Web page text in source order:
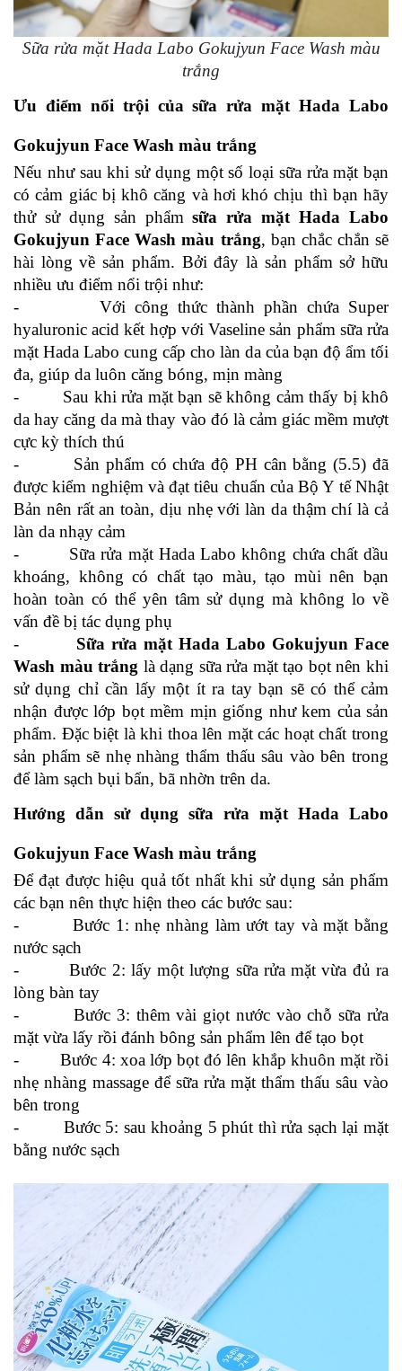
Sữa rửa mặt Hada Labo Gokujyun Face Wash màu
trắng
Ưu điểm nổi trội của sữa rửa mặt Hada Labo
Gokujyun Face Wash màu trắng
Nếu như sau khi sử dụng một số loại sữa rửa mặt bạn
có cảm giác bị khô căng và hơi khó chịu thì bạn hãy
thử sử dụng sản phẩm sữa rửa mặt Hada Labo
Gokujyun Face Wash màu trắng, bạn chắc chắn sẽ
hài lòng về sản phẩm. Bởi đây là sản phẩm sở hữu
nhiều ưu điểm nổi trội như:
-         Với công thức thành phần chứa Super
hyaluronic acid kết hợp với Vaseline sản phẩm sữa rửa
mặt Hada Labo cung cấp cho làn da của bạn độ ẩm tối
đa, giúp da luôn căng bóng, mịn màng
-         Sau khi rửa mặt bạn sẽ không cảm thấy bị khô
da hay căng da mà thay vào đó là cảm giác mềm mượt
cực kỳ thích thú
-         Sản phẩm có chứa độ PH cân bằng (5.5) đã
được kiểm nghiệm và đạt tiêu chuẩn của Bộ Y tế Nhật
Bản nên rất an toàn, dịu nhẹ với làn da thậm chí là cả
làn da nhạy cảm
-         Sữa rửa mặt Hada Labo không chứa chất dầu
khoáng, không có chất tạo màu, tạo mùi nên bạn
hoàn toàn có thể yên tâm sử dụng mà không lo về
vấn đề bị tác dụng phụ
- Sữa rửa mặt Hada Labo Gokujyun Face
Wash màu trắng là dạng sữa rửa mặt tạo bọt nên khi
sử dụng chỉ cần lấy một ít ra tay bạn sẽ có thể cảm
nhận được lớp bọt mềm mịn giống như kem của sản
phẩm. Đặc biệt là khi thoa lên mặt các hoạt chất trong
sản phẩm sẽ nhẹ nhàng thẩm thấu sâu vào bên trong
để làm sạch bụi bẩn, bã nhờn trên da.
Hướng dẫn sử dụng sữa rửa mặt Hada Labo
Gokujyun Face Wash màu trắng
Để đạt được hiệu quả tốt nhất khi sử dụng sản phẩm
các bạn nên thực hiện theo các bước sau:
-         Bước 1: nhẹ nhàng làm ướt tay và mặt bằng
nước sạch
-         Bước 2: lấy một lượng sữa rửa mặt vừa đủ ra
lòng bàn tay
-         Bước 3: thêm vài giọt nước vào chỗ sữa rửa
mặt vừa lấy rồi đánh bông sản phẩm lên để tạo bọt
-         Bước 4: xoa lớp bọt đó lên khắp khuôn mặt rồi
nhẹ nhàng massage để sữa rửa mặt thẩm thấu sâu vào
bên trong
-         Bước 5: sau khoảng 5 phút thì rửa sạch lại mặt
bằng nước sạch